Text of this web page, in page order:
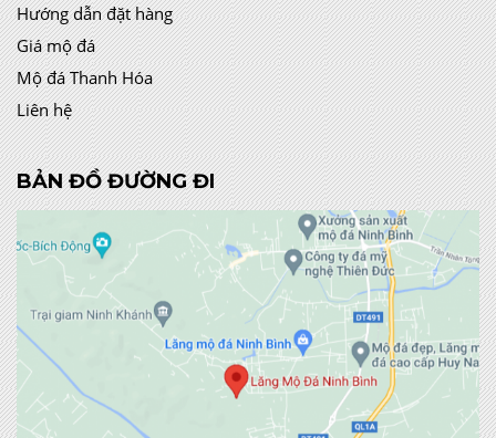
Hướng dẫn đặt hàng
Giá mộ đá
Mộ đá Thanh Hóa
Liên hệ
BẢN ĐỒ ĐƯỜNG ĐI